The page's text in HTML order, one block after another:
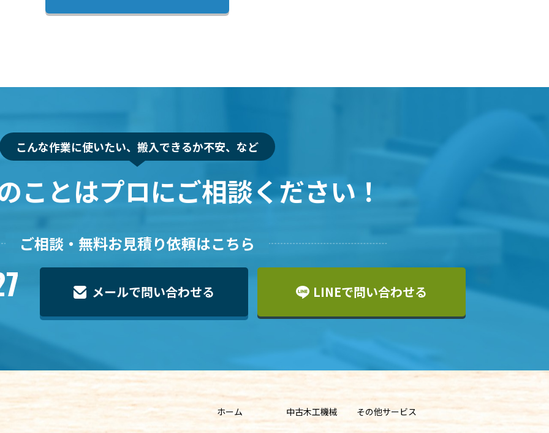
こんな作業に使いたい、搬入できるか不安、など
ことはプロにご相談ください！
ご相談・無料お見積り依頼はこちら
メールで問い合わせる LINEで問い合わせる
ホーム 中古木工機械 その他サービス